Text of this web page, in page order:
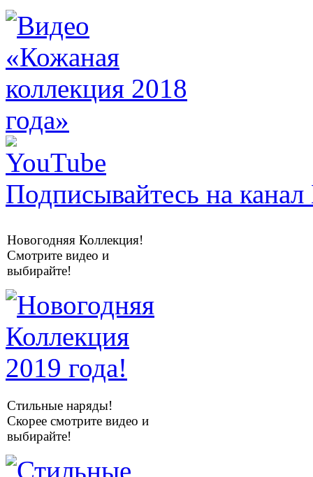
Подписывайтесь на
Новогодняя Коллекция!
Смотрите видео и
выбирайте!
Стильные наряды!
Скорее смотрите видео и
выбирайте!